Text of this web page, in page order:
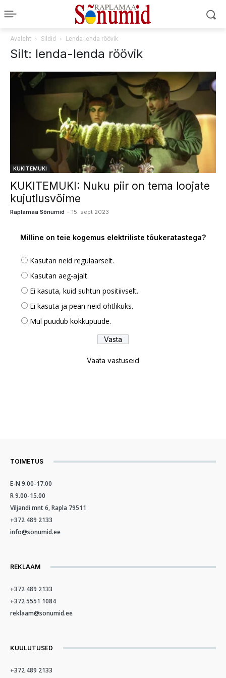
Avaleht Sildid Lenda-lenda röövik
Silt: lenda-lenda röövik
KUKITEMUKI
KUKITEMUKI: Nuku piir on tema loojate
kujutlusvõime
Raplamaa Sõnumid - 15. sept 2023
Milline on teie kogemus elektriliste tõukeratastega?
Kasutan neid regulaarselt.
Kasutan aeg-ajalt.
Ei kasuta, kuid suhtun positiivselt.
Ei kasuta ja pean neid ohtlikuks.
Mul puudub kokkupuude.
Vaata vastuseid
TOIMETUS
E-N 9.00-17.00
R 9.00-15.00
Viljandi mnt 6, Rapla 79511
+372 489 2133
info@sonumid.ee
REKLAAM
+372 489 2133
+372 5551 1084
reklaam@sonumid.ee
KUULUTUSED
+372 489 2133